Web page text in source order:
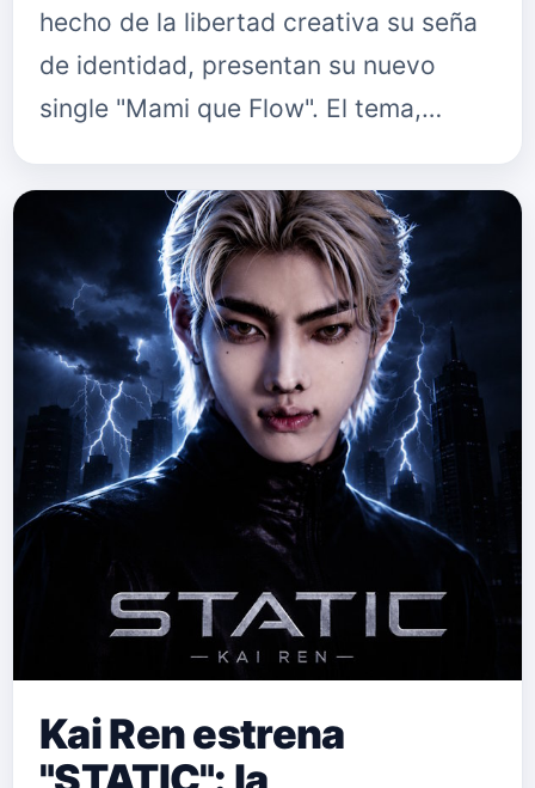
hecho de la libertad creativa su seña
de identidad, presentan su nuevo
single "Mami que Flow". El tema,
digitales, es una propuesta de dance
Kai Ren estrena